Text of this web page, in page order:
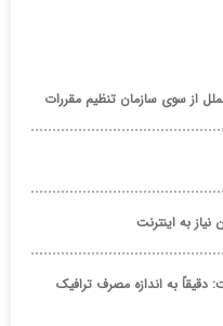
به اینترنت
دقیقاً به اندازه مصرف ترافیک